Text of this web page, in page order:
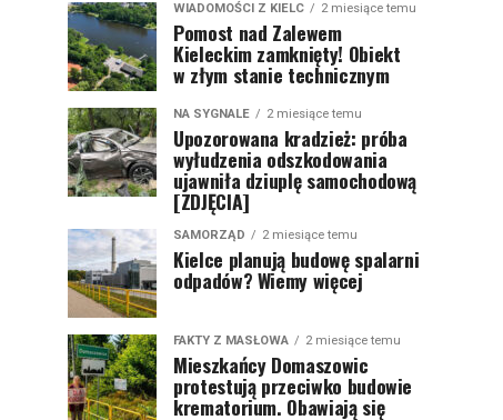
WIADOMOŚCI Z KIELC 2 miesiące temu
Pomost nad Zalewem
Kieleckim zamknięty! Obiekt
w złym stanie technicznym
NA SYGNALE 2 miesiące temu
Upozorowana kradzież: próba
wyłudzenia odszkodowania
ujawniła dziuplę samochodową
[ZDJĘCIA]
SAMORZĄD 2 miesiące temu
Kielce planują budowę spalarni
odpadów? Wiemy więcej
FAKTY Z MASŁOWA 2 miesiące temu
Mieszkańcy Domaszowic
protestują przeciwko budowie
krematorium. Obawiają się